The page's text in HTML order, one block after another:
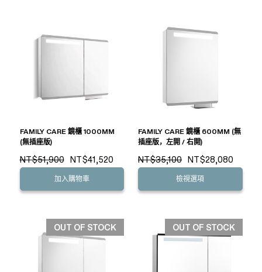
FAMILY CARE 鏡櫃 1000MM
(無插座版)
NT$51,900 NT$41,520
加入購物車
FAMILY CARE 鏡櫃 600MM (無
插座版，左開 / 右開)
NT$35,100 NT$28,080
檢視選項
OUT OF STOCK OUT OF STOCK